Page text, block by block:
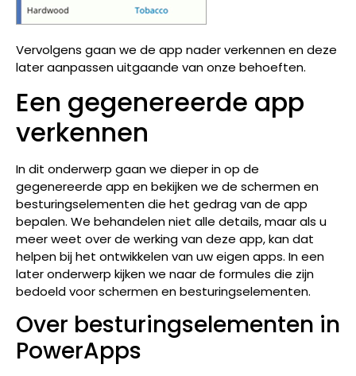
Vervolgens gaan we de app nader verkennen en deze
later aanpassen uitgaande van onze behoeften.
Een gegenereerde app
verkennen
In dit onderwerp gaan we dieper in op de
gegenereerde app en bekijken we de schermen en
besturingselementen die het gedrag van de app
bepalen. We behandelen niet alle details, maar als u
meer weet over de werking van deze app, kan dat
helpen bij het ontwikkelen van uw eigen apps. In een
later onderwerp kijken we naar de formules die zijn
bedoeld voor schermen en besturingselementen.
Over besturingselementen in
PowerApps